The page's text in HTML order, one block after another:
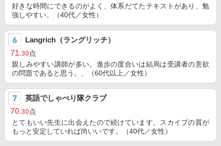
好きな時間にできるのがよく、体系だてたテキストがあり、勉
強しやすい。（40代／女性）
Langrich（ラングリッチ）
71.30点
親しみやすい講師が多い。進歩の度合いは結局は受講者の意欲
の問題であると思う。、（60代以上／女性）
英語でしゃべり隊クラブ
70.30点
とてもいい先生に出会えたので続けています。スカイプの質が
もっと安定していれば尚いいです。（40代／女性）